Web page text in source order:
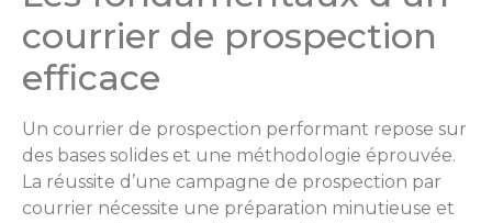
courrier de prospection
efficace
Un courrier de prospection performant repose sur
des bases solides et une méthodologie éprouvée.
La réussite d’une campagne de prospection par
courrier nécessite une préparation minutieuse et